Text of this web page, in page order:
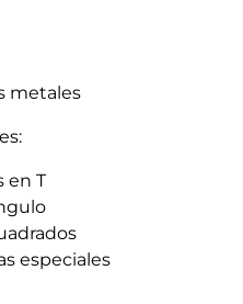
metales
en T
especiales